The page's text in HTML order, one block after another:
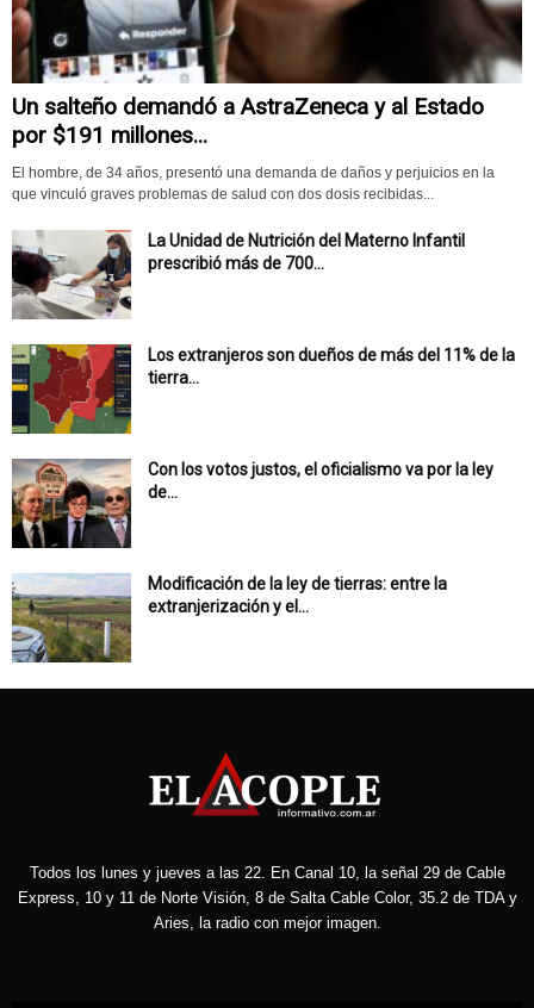
Un salteño demandó a AstraZeneca y al Estado
por $191 millones...
El hombre, de 34 años, presentó una demanda de daños y perjuicios en la
que vinculó graves problemas de salud con dos dosis recibidas...
La Unidad de Nutrición del Materno Infantil
prescribió más de 700...
Los extranjeros son dueños de más del 11% de la
tierra...
Con los votos justos, el oficialismo va por la ley
de...
Modificación de la ley de tierras: entre la
extranjerización y el...
Todos los lunes y jueves a las 22. En Canal 10, la señal 29 de Cable
Express, 10 y 11 de Norte Visión, 8 de Salta Cable Color, 35.2 de TDA y
Aries, la radio con mejor imagen.